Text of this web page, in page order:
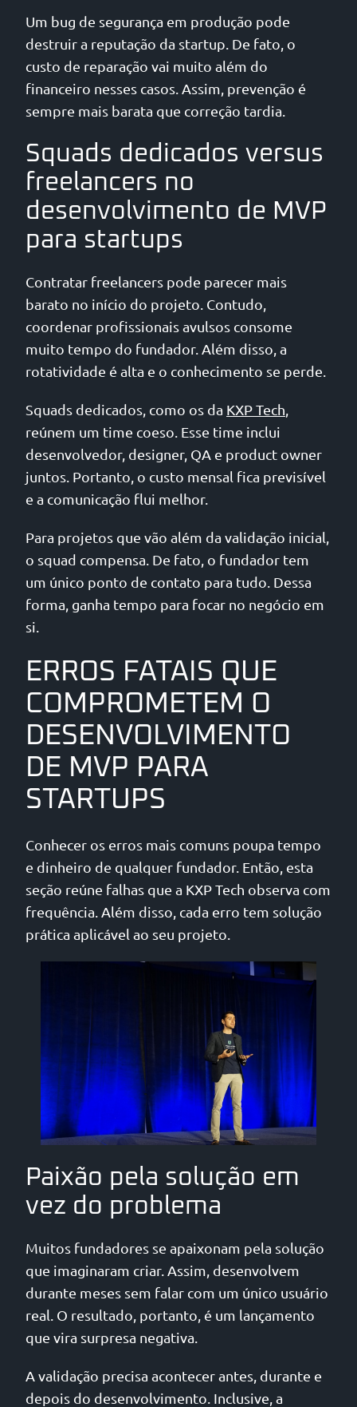
Um bug de segurança em produção pode
destruir a reputação da startup. De fato, o
custo de reparação vai muito além do
financeiro nesses casos. Assim, prevenção é
sempre mais barata que correção tardia.
Squads dedicados versus
freelancers no
desenvolvimento de MVP
para startups
Contratar freelancers pode parecer mais
barato no início do projeto. Contudo,
coordenar profissionais avulsos consome
muito tempo do fundador. Além disso, a
rotatividade é alta e o conhecimento se perde.
Squads dedicados, como os da KXP Tech,
reúnem um time coeso. Esse time inclui
desenvolvedor, designer, QA e product owner
juntos. Portanto, o custo mensal fica previsível
e a comunicação flui melhor.
Para projetos que vão além da validação inicial,
o squad compensa. De fato, o fundador tem
um único ponto de contato para tudo. Dessa
forma, ganha tempo para focar no negócio em
si.
ERROS FATAIS QUE
COMPROMETEM O
DESENVOLVIMENTO
DE MVP PARA
STARTUPS
Conhecer os erros mais comuns poupa tempo
e dinheiro de qualquer fundador. Então, esta
seção reúne falhas que a KXP Tech observa com
frequência. Além disso, cada erro tem solução
prática aplicável ao seu projeto.
Paixão pela solução em
vez do problema
Muitos fundadores se apaixonam pela solução
que imaginaram criar. Assim, desenvolvem
durante meses sem falar com um único usuário
real. O resultado, portanto, é um lançamento
que vira surpresa negativa.
A validação precisa acontecer antes, durante e
depois do desenvolvimento. Inclusive, a